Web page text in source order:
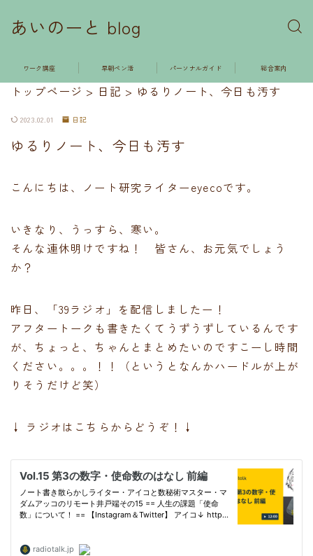
あいのーと blog
ワーク講座 早朝ペン活 パーソナルガイド 総合案内
トップページ > 日記 > ゆるりノート、今日も汚す
2023.02.01 日記
ゆるりノート、今日も汚す
こんにちは、ノート研究ライターeyecoです。
いきなり、うっすら、寒い。
そんな連休明けですね！ 皆さん、お元気でしょう
か？
昨日、「39ラジオ」を配信しましたー！
アフタートークも書きたくてうずうずしているんです
が、ちょっと、ちゃんとまとめたいのですこーし時間
ください。。。！！（というとなんかハードルが上が
りそうだけど笑）
↓ ラジオはこちらからどうぞ！↓